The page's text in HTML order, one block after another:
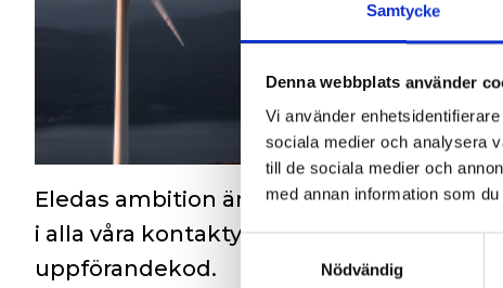
Samtycke
Denna webbplats använder
Vi använder
sociala medier och analysera
till de sociala medier och
med annan information som
Nödvändig
Eledas ambition är att upprätthålla en
i alla våra kontaktytor. Vi vill göra rätt,
uppförandekod.